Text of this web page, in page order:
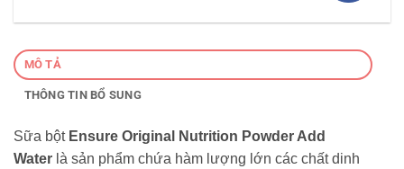
MÔ TẢ
THÔNG TIN BỔ SUNG
Sữa bột Ensure Original Nutrition Powder Add
Water là sản phẩm chứa hàm lượng lớn các chất dinh